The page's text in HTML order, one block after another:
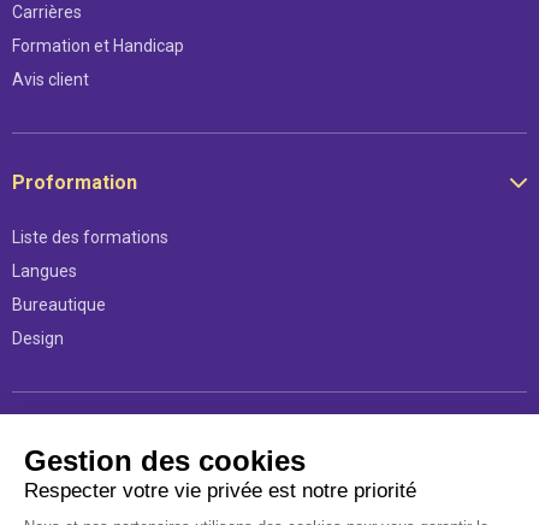
Carrières
Formation et Handicap
Avis client
Proformation
Liste des formations
Langues
Bureautique
Design
Mentions légales
Gestion des cookies
Respecter votre vie privée est notre priorité